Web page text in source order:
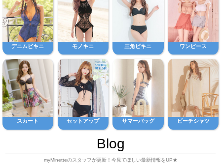
デニムビキニ モノキニ 三角ビキニ ワンピース
スカート セットアップ サマーバッグ ビーチシャツ
Blog
myMinetteのスタッフが更新！今見てほしい最新情報をUP★